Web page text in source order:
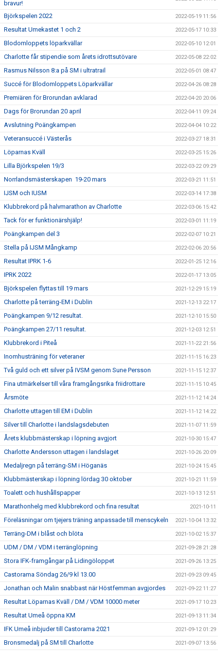
bravur!
Björkspelen 2022 2022-05-19 11:56
Resultat Umekastet 1 och 2 2022-05-17 10:33
Blodomloppets löparkvällar 2022-05-10 12:01
Charlotte får stipendie som årets idrottsutövare 2022-05-08 22:02
Rasmus Nilsson 8:a på SM i ultratrail 2022-05-01 08:47
Succé för Blodomloppets Löparkvällar 2022-04-26 08:28
Premiären för Brorundan avklarad 2022-04-20 20:06
Dags för Brorundan 20 april 2022-04-11 09:24
Avslutning Poängkampen 2022-04-04 10:22
Veteransuccé i Västerås 2022-03-27 18:31
Löparnas Kväll 2022-03-25 15:26
Lilla Björkspelen 19/3 2022-03-22 09:29
Norrlandsmästerskapen 19-20 mars 2022-03-21 11:51
IJSM och IUSM 2022-03-14 17:38
Klubbrekord på halvmarathon av Charlotte 2022-03-06 15:42
Tack för er funktionärshjälp! 2022-03-01 11:19
Poängkampen del 3 2022-02-07 10:21
Stella på IJSM Mångkamp 2022-02-06 20:56
Resultat IPRK 1-6 2022-01-25 12:16
IPRK 2022 2022-01-17 13:05
Björkspelen flyttas till 19 mars 2021-12-29 15:19
Charlotte på terräng-EM i Dublin 2021-12-13 22:17
Poängkampen 9/12 resultat. 2021-12-10 15:50
Poängkampen 27/11 resultat. 2021-12-03 12:51
Klubbrekord i Piteå 2021-11-22 21:56
Inomhusträning för veteraner 2021-11-15 16:23
Två guld och ett silver på IVSM genom Sune Persson 2021-11-15 12:37
Fina utmärkelser till våra framgångsrika friidrottare 2021-11-15 10:45
Årsmöte 2021-11-12 14:24
Charlotte uttagen till EM i Dublin 2021-11-12 14:22
Silver till Charlotte i landslagsdebuten 2021-11-07 11:59
Årets klubbmästerskap i löpning avgjort 2021-10-30 15:47
Charlotte Andersson uttagen i landslaget 2021-10-26 20:09
Medaljregn på terräng-SM i Höganäs 2021-10-24 15:45
Klubbmästerskap i löpning lördag 30 oktober 2021-10-21 11:59
Toalett och hushållspapper 2021-10-13 12:51
Marathonhelg med klubbrekord och fina resultat 2021-10-11
Föreläsningar om tjejers träning anpassade till menscykeln 2021-10-04 13:32
Terräng-DM i blåst och blöta 2021-10-02 15:37
UDM / DM / VDM i terränglöpning 2021-09-28 21:28
Stora IFK-framgångar på Lidingöloppet 2021-09-26 13:25
Castorama Söndag 26/9 kl 13.00 2021-09-23 09:45
Jonathan och Malin snabbast när Höstfemman avgjordes 2021-09-22 11:27
Resultat Löparnas Kväll / DM / VDM 10000 meter 2021-09-17 10:23
Resultat Umeå öppna KM 2021-09-13 11:34
IFK Umeå inbjuder till Castorama 2021 2021-09-12 01:29
Bronsmedalj på SM till Charlotte 2021-09-07 13:56